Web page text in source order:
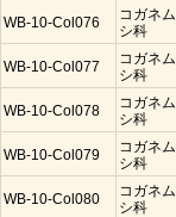
WB-10-Col076
コガネム
シ科
WB-10-Col077
コガネム
シ科
WB-10-Col078
コガネム
シ科
WB-10-Col079
コガネム
シ科
WB-10-Col080
コガネム
シ科